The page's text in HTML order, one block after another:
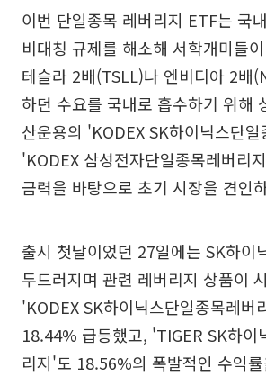
이번 단일종목 레버리지 ETF는 국
비대칭 규제를 해소해 서학개미들
테슬라 2배(TSLL)나 엔비디아 2배
하던 수요를 국내로 흡수하기 위해
산운용의 'KODEX SK하이닉스단
'KODEX 삼성전자단일종목레버리
금력을 바탕으로 초기 시장을 견인
출시 첫날이었던 27일에는 SK하이
두드러지며 관련 레버리지 상품이
'KODEX SK하이닉스단일종목레버
18.44% 급등했고, 'TIGER SK하이
리지'도 18.56%의 폭발적인 수익